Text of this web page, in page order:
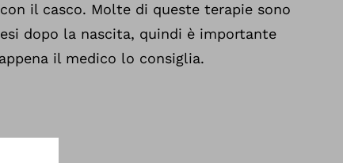
il casco. Molte di queste terapie sono
dopo la nascita, quindi è importante
il medico lo consiglia.